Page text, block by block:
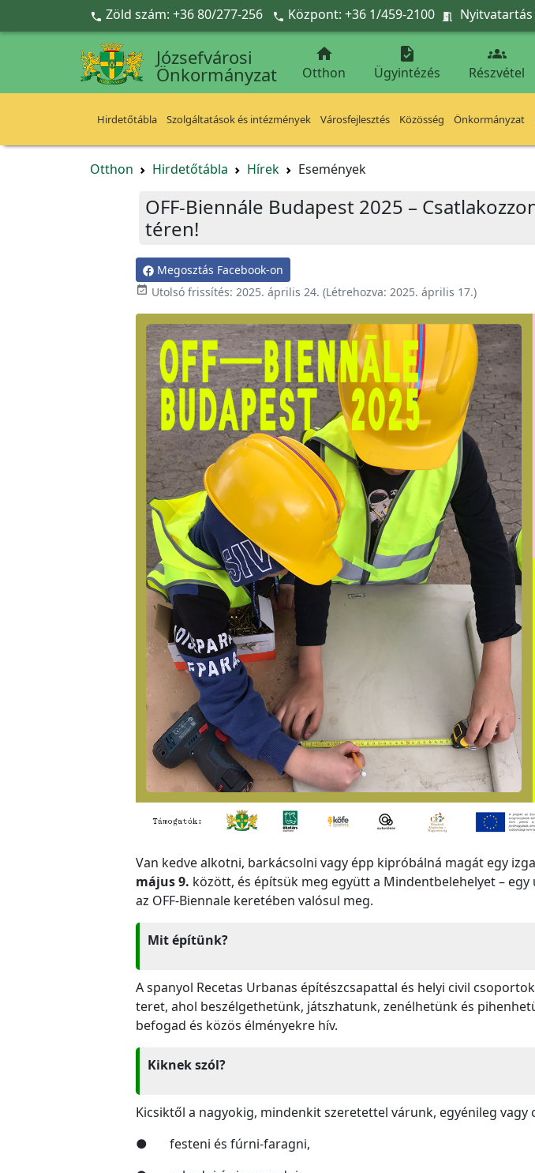
Ugrás a fő tartalomra
 Zöld szám: +36 80/277-256  Központ: +36 1/459-2100  Nyitvatartás
Józsefvárosi
Önkormányzat

Otthon

Ügyintézés

Részvétel
Hirdetőtábla Szolgáltatások és intézmények Városfejlesztés Közösség Önkormányzat
Otthon Hirdetőtábla Hírek Események
OFF-Biennále Budapest 2025 –
téren!
Megosztás Facebook-on
 Utolsó frissítés: 2025. április 24. (Létrehozva: 2025. április 17.)
Van kedve alkotni, barkácsolni vagy épp kipróbálná magát egy
május 9. között, és építsük meg együtt a Mindentbelehelyet –
az OFF-Biennale keretében valósul meg.
Mit építünk?
A spanyol Recetas Urbanas építészcsapattal és helyi civil
teret, ahol beszélgethetünk, játszhatunk, zenélhetünk és
befogad és közös élményekre hív.
Kiknek szól?
Kicsiktől a nagyokig, mindenkit szeretettel várunk, egyénileg vagy
● festeni és fúrni-faragni,